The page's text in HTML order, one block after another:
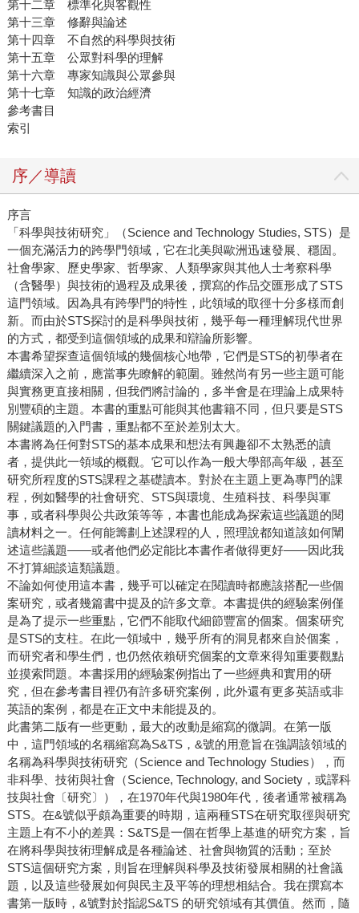
第十二章 標準化與客觀性
第十三章 修辭與論述
第十四章 不自然的科學與技術
第十五章 公眾對科學的理解
第十六章 專家知識與公眾參與
第十七章 知識的政治經濟
參考書目
索引
序／導讀
序言
「科學與技術研究」（Science and Technology Studies, STS）是
一個充滿活力的跨學門領域，它在北美與歐洲迅速發展、穩固。
社會學家、歷史學家、哲學家、人類學家與其他人士考察科學
（含醫學）與技術的過程及成果後，撰寫的作品交匯形成了STS
這門領域。因為具有跨學門的特性，此領域的取徑十分多樣而創
新。而由於STS探討的是科學與技術，幾乎每一種理解現代世界
的方式，都受到這個領域的成果和辯論所影響。
本書希望探查這個領域的幾個核心地帶，它們是STS的初學者在
繼續深入之前，應當事先瞭解的範圍。雖然尚有另一些主題可能
與實務更直接相關，但我們將討論的，多半會是在理論上成果特
別豐碩的主題。本書的重點可能與其他書籍不同，但只要是STS
關鍵議題的入門書，重點都不至於差別太大。
本書將為任何對STS的基本成果和想法有興趣卻不太熟悉的讀
者，提供此一領域的概觀。它可以作為一般大學部高年級，甚至
研究所程度的STS課程之基礎讀本。對於在主題上更為專門的課
程，例如醫學的社會研究、STS與環境、生殖科技、科學與軍
事，或者科學與公共政策等等，本書也能成為探索這些議題的閱
讀材料之一。任何能籌劃上述課程的人，照理說都知道該如何闡
述這些議題——或者他們必定能比本書作者做得更好——因此我
不打算細談這類議題。
不論如何使用這本書，幾乎可以確定在閱讀時都應該搭配一些個
案研究，或者幾篇書中提及的許多文章。本書提供的經驗案例僅
是為了提示一些重點，它們不能取代細節豐富的個案。個案研究
是STS的支柱。在此一領域中，幾乎所有的洞見都來自於個案，
而研究者和學生們，也仍然依賴研究個案的文章來得知重要觀點
並摸索問題。本書採用的經驗案例指出了一些經典和實用的研
究，但在參考書目裡仍有許多研究案例，此外還有更多英語或非
英語的案例，都是在正文中未能提及的。
此書第二版有一些更動，最大的改動是縮寫的微調。在第一版
中，這門領域的名稱縮寫為S&TS，&號的用意旨在強調該領域的
名稱為科學與技術研究（Science and Technology Studies），而
非科學、技術與社會（Science, Technology, and Society，或譯科
技與社會〔研究〕），在1970年代與1980年代，後者通常被稱為
STS。在&號似乎頗為重要的時期，這兩種STS在研究取徑與研究
主題上有不小的差異：S&TS是一個在哲學上基進的研究方案，旨
在將科學與技術理解成是各種論述、社會與物質的活動；至於
STS這個研究方案，則旨在理解與科學及技術發展相關的社會議
題，以及這些發展如何與民主及平等的理想相結合。我在撰寫本
書第一版時，&號對於指認S&TS 的研究領域有其價值。然而，隨